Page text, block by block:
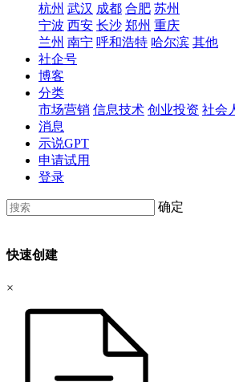
杭州 武汉 成都 合肥 苏州
宁波 西安 长沙 郑州 重庆
兰州 南宁 呼和浩特 哈尔滨 其他
社企号
博客
分类
市场营销 信息技术 创业投资 社会
消息
示说GPT
申请试用
登录
确定
快速创建
×